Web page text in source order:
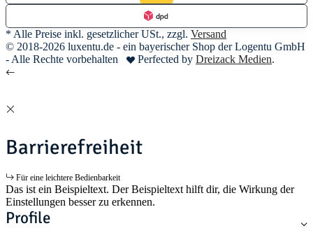
* Alle Preise inkl. gesetzlicher USt., zzgl. Versand
© 2018-2026 luxentu.de - ein bayerischer Shop der Logentu GmbH
- Alle Rechte vorbehalten
Perfected by Dreizack Medien.
Barrierefreiheit
Für eine leichtere Bedienbarkeit
Das ist ein Beispieltext. Der Beispieltext hilft dir, die Wirkung der
Einstellungen besser zu erkennen.
Profile